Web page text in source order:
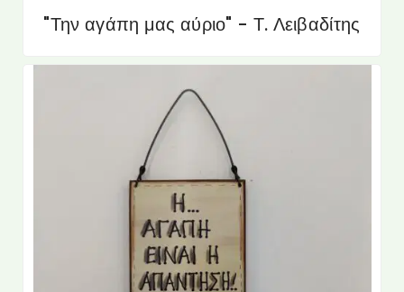
"Την αγάπη μας αύριο" - Τ. Λειβαδίτης